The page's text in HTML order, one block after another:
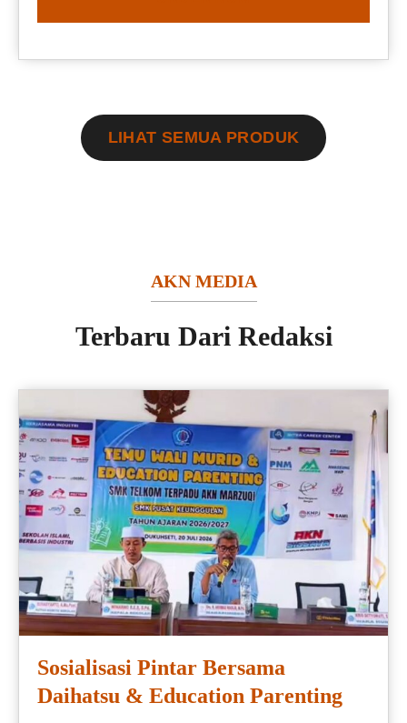
LIHAT SEMUA PRODUK
AKN MEDIA
Terbaru Dari Redaksi
Sosialisasi Pintar Bersama
Daihatsu & Education Parenting